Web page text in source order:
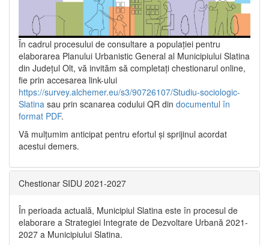
În cadrul procesului de consultare a populaţiei pentru
elaborarea Planului Urbanistic General al Municipiului Slatina
din Județul Olt, vă invităm să completați chestionarul online,
fie prin accesarea link-ului
https://survey.alchemer.eu/s3/90726107/Studiu-sociologic-
Slatina sau prin scanarea codului QR din documentul în
format PDF.
Vă mulţumim anticipat pentru efortul şi sprijinul acordat
acestui demers.
Chestionar SIDU 2021-2027
În perioada actuală, Municipiul Slatina este în procesul de
elaborare a Strategiei Integrate de Dezvoltare Urbană 2021‐
2027 a Municipiului Slatina.